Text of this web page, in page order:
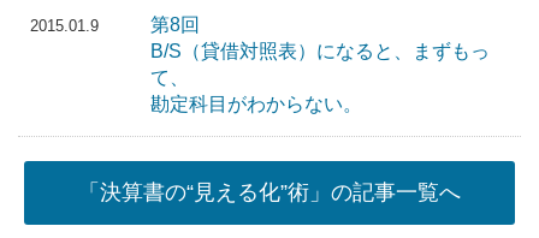
2015.01.9
第8回
B/S（貸借対照表）になると、まずもっ
て、
勘定科目がわからない。
「決算書の“見える化”術」の記事一覧へ